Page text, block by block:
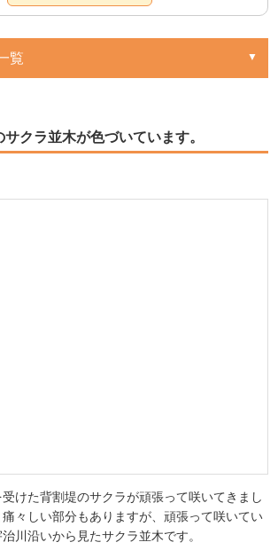
覧
サクラ並木が色づいています。
けた背割堤のサクラが頑張って咲いてきまし
々しい部分もありますが、頑張って咲いてい
川沿いから見たサクラ並木です。